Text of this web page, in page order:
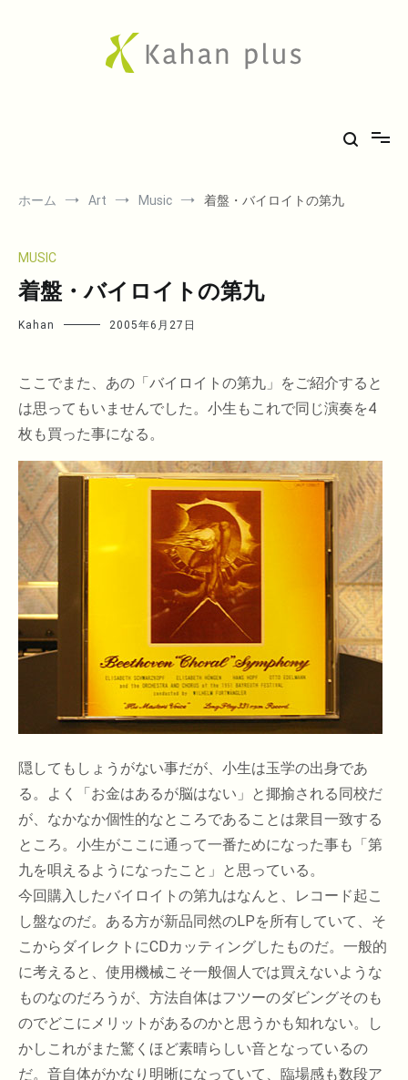
ホーム Art Music 着盤・バイロイトの第九
MUSIC
着盤・バイロイトの第九
Kahan 2005年6月27日
ここでまた、あの「バイロイトの第九」をご紹介すると
は思ってもいませんでした。小生もこれで同じ演奏を4
枚も買った事になる。
隠してもしょうがない事だが、小生は玉学の出身であ
る。よく「お金はあるが脳はない」と揶揄される同校だ
が、なかなか個性的なところであることは衆目一致する
ところ。小生がここに通って一番ためになった事も「第
九を唄えるようになったこと」と思っている。
今回購入したバイロイトの第九はなんと、レコード起こ
し盤なのだ。ある方が新品同然のLPを所有していて、そ
こからダイレクトにCDカッティングしたものだ。一般的
に考えると、使用機械こそ一般個人では買えないような
ものなのだろうが、方法自体はフツーのダビングそのも
のでどこにメリットがあるのかと思うかも知れない。し
かしこれがまた驚くほど素晴らしい音となっているの
だ。音自体がかなり明晰になっていて、臨場感も数段ア